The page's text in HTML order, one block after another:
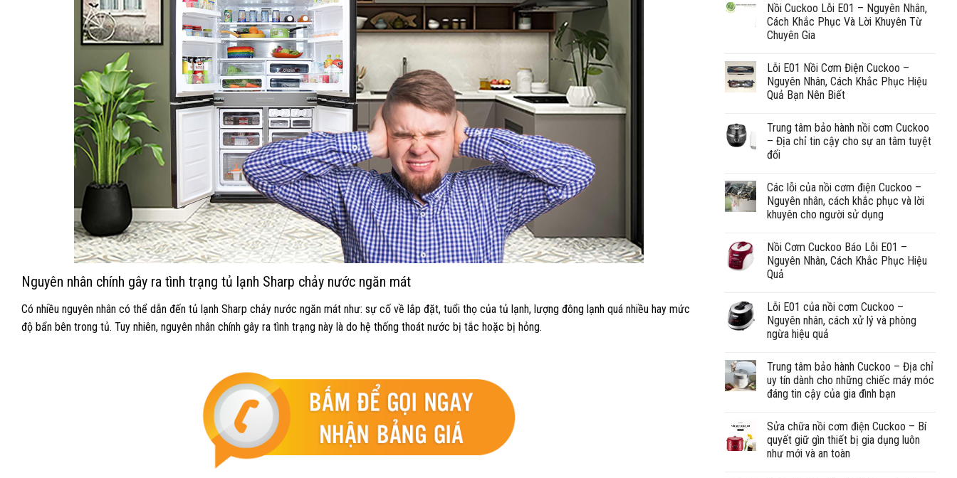
Nguyên nhân chính gây ra tình trạng tủ lạnh Sharp chảy nước ngăn mát
Có nhiều nguyên nhân có thể dẫn đến tủ lạnh Sharp chảy nước ngăn mát như: sự cố về lắp đặt, tuổi thọ của tủ lạnh, lượng đông lạnh quá nhiều hay mức
độ bẩn bên trong tủ. Tuy nhiên, nguyên nhân chính gây ra tình trạng này là do hệ thống thoát nước bị tắc hoặc bị hỏng.
Nồi Cuckoo Lỗi E01 – Nguyên Nhân,
Cách Khắc Phục Và Lời Khuyên Từ
Chuyên Gia
Lỗi E01 Nồi Cơm Điện Cuckoo –
Nguyên Nhân, Cách Khắc Phục Hiệu
Quả Bạn Nên Biết
Trung tâm bảo hành nồi cơm Cuckoo
– Địa chỉ tin cậy cho sự an tâm tuyệt
đối
Các lỗi của nồi cơm điện Cuckoo –
Nguyên nhân, cách khắc phục và lời
khuyên cho người sử dụng
Nồi Cơm Cuckoo Báo Lỗi E01 –
Nguyên Nhân, Cách Khắc Phục Hiệu
Quả
Lỗi E01 của nồi cơm Cuckoo –
Nguyên nhân, cách xử lý và phòng
ngừa hiệu quả
Trung tâm bảo hành Cuckoo – Địa chỉ
uy tín dành cho những chiếc máy móc
đáng tin cậy của gia đình bạn
Sửa chữa nồi cơm điện Cuckoo – Bí
quyết giữ gìn thiết bị gia dụng luôn
như mới và an toàn